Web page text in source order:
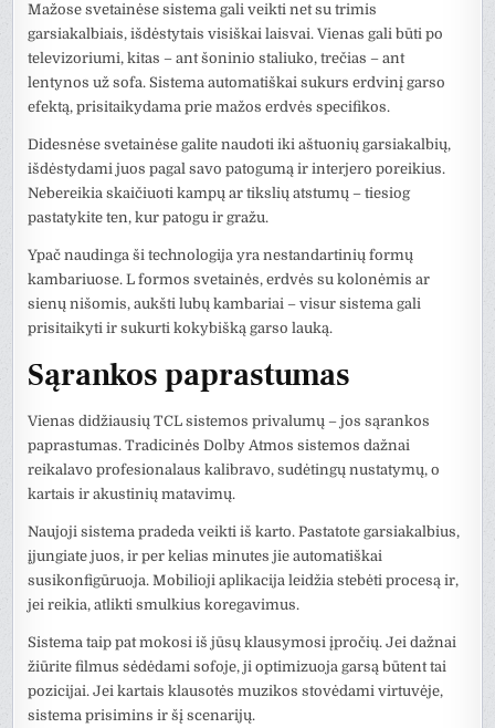
Mažose svetainėse sistema gali veikti net su trimis
garsiakalbiais, išdėstytais visiškai laisvai. Vienas gali būti po
televizoriumi, kitas – ant šoninio staliuko, trečias – ant
lentynos už sofa. Sistema automatiškai sukurs erdvinį garso
efektą, prisitaikydama prie mažos erdvės specifikos.
Didesnėse svetainėse galite naudoti iki aštuonių garsiakalbių,
išdėstydami juos pagal savo patogumą ir interjero poreikius.
Nebereikia skaičiuoti kampų ar tikslių atstumų – tiesiog
pastatykite ten, kur patogu ir gražu.
Ypač naudinga ši technologija yra nestandartinių formų
kambariuose. L formos svetainės, erdvės su kolonėmis ar
sienų nišomis, aukšti lubų kambariai – visur sistema gali
prisitaikyti ir sukurti kokybišką garso lauką.
Sąrankos paprastumas
Vienas didžiausių TCL sistemos privalumų – jos sąrankos
paprastumas. Tradicinės Dolby Atmos sistemos dažnai
reikalavo profesionalaus kalibravo, sudėtingų nustatymų, o
kartais ir akustinių matavimų.
Naujoji sistema pradeda veikti iš karto. Pastatote garsiakalbius,
įjungiate juos, ir per kelias minutes jie automatiškai
susikonfigūruoja. Mobilioji aplikacija leidžia stebėti procesą ir,
jei reikia, atlikti smulkius koregavimus.
Sistema taip pat mokosi iš jūsų klausymosi įpročių. Jei dažnai
žiūrite filmus sėdėdami sofoje, ji optimizuoja garsą būtent tai
pozicijai. Jei kartais klausotės muzikos stovėdami virtuvėje,
sistema prisimins ir šį scenarijų.